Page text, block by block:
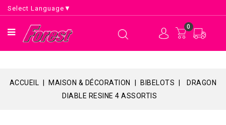
Select Language ▼
0
ACCUEIL MAISON & DÉCORATION BIBELOTS
DRAGON
DIABLE RESINE 4 ASSORTIS